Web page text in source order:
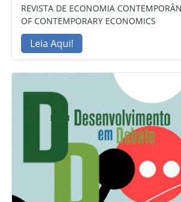
REVISTA DE ECONOMIA
OF CONTEMPORARY ECONOMICS
Leia Aqui!